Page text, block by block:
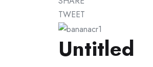
TWEET
Untitled